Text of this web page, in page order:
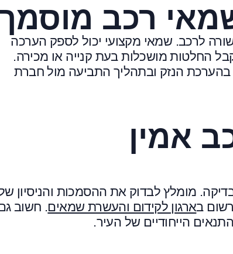
רכב
לרכב. שמאי מקצועי יכול לספק הערכה
החלטות מושכלות בעת קנייה או מכירה.
הנזק ובתהליך התביעה מול חברת
אמין
מומלץ לבדוק את ההסמכות והניסיון
בארגון לקידום והעשרת שמאים. חשוב
הייחודיים של העיר.